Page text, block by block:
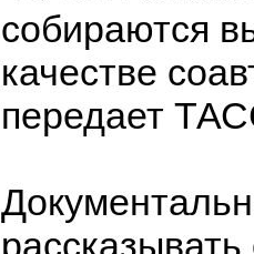
собираются
качестве
передает